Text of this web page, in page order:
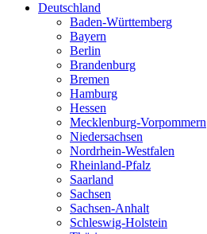
Deutschland
Baden-Württemberg
Bayern
Berlin
Brandenburg
Bremen
Hamburg
Hessen
Mecklenburg-Vorpommern
Niedersachsen
Nordrhein-Westfalen
Rheinland-Pfalz
Saarland
Sachsen
Sachsen-Anhalt
Schleswig-Holstein